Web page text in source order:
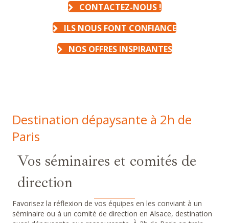
CONTACTEZ-NOUS !
ILS NOUS FONT CONFIANCE
NOS OFFRES INSPIRANTES
Destination dépaysante à 2h de
Paris
Vos séminaires et comités de
direction
Favorisez la réflexion de vos équipes en les conviant à un
séminaire ou à un comité de direction en Alsace, destination